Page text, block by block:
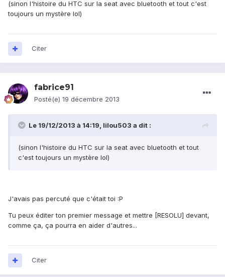
(sinon l'histoire du HTC sur la seat avec bluetooth et tout c'est
toujours un mystère lol)
Citer
fabrice91
Posté(e) 19 décembre 2013
Le 19/12/2013 à 14:19, lilou503 a dit :
(sinon l'histoire du HTC sur la seat avec bluetooth et tout
c'est toujours un mystère lol)
J'avais pas percuté que c'était toi :P
Tu peux éditer ton premier message et mettre [RESOLU] devant,
comme ça, ça pourra en aider d'autres...
Citer